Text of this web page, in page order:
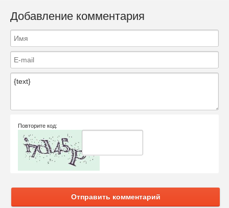
Добавление комментария
Повторите код:
Отправить комментарий